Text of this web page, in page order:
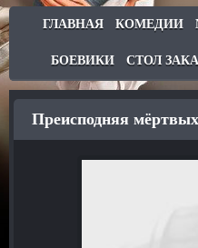
ГЛАВНАЯ КОМЕДИИ
БОЕВИКИ СТОЛ
Преисподняя